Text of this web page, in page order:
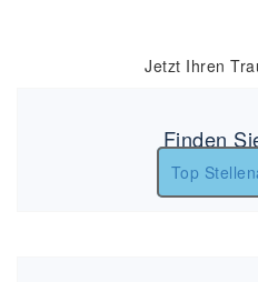
Jetzt Ihren
Finden
Top